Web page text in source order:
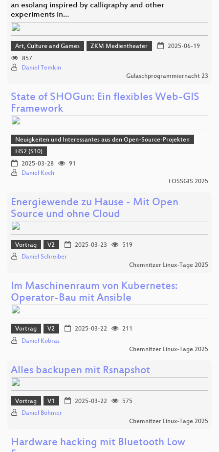
an esolang inspired by calligraphy and other
experiments in…
Art, Culture and Games ZKM Medientheater
2025-06-19
857
Daniel Temkin
Gulaschprogrammiernacht 23
State of SHOGun: Ein flexibles Web-GIS
Framework
Neuigkeiten und Interessantes aus den Open-Source-Projekten
HS2 (S10)
2025-03-28
91
Daniel Koch
FOSSGIS 2025
Energiewende zu Hause - Mit Open
Source und ohne Cloud
Vortrag V2 2025-03-23
519
Daniel Schreiber
Chemnitzer Linux-Tage 2025
Im Maschinenraum von Kubernetes:
Operator-Bau mit Ansible
Vortrag V2 2025-03-22
211
Daniel Kobras
Chemnitzer Linux-Tage 2025
Alles backupen mit Rsnapshot
Vortrag V1 2025-03-22
575
Daniel Böhmer
Chemnitzer Linux-Tage 2025
Hardware hacking mit Bluetooth Low